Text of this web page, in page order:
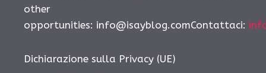
other
opportunities: info@isayblog.comContattaci:
Dichiarazione sulla Privacy (UE)